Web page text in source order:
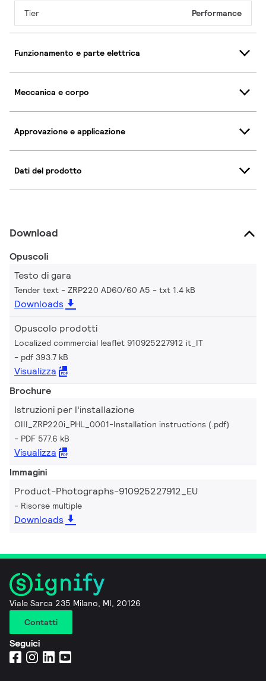
Tier Performance
Funzionamento e parte elettrica
Meccanica e corpo
Approvazione e applicazione
Dati del prodotto
Download
Opuscoli
Testo di gara
Tender text - ZRP220 AD60/60 A5 txt 1.4 kB
Downloads
Opuscolo prodotti
Localized commercial leaflet 910925227912 it_IT
pdf 393.7 kB
Visualizza
Brochure
Istruzioni per l'installazione
OIII_ZRP220i_PHL_0001-Installation instructions (.pdf)
PDF 577.6 kB
Visualizza
Immagini
Product-Photographs-910925227912_EU
Risorse multiple
Downloads
Viale Sarca 235 Milano, MI, 20126
Contatti
Seguici